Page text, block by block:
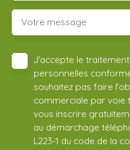
Votre message
J'accepte le
personnelles
souhaitez pas faire
commerciale par voie
vous inscrire
au démarchage
L223-1 du code de la